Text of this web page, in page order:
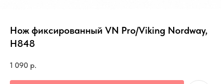
Нож фиксированный VN Pro/Viking Nordway,
H848
1 090 р.